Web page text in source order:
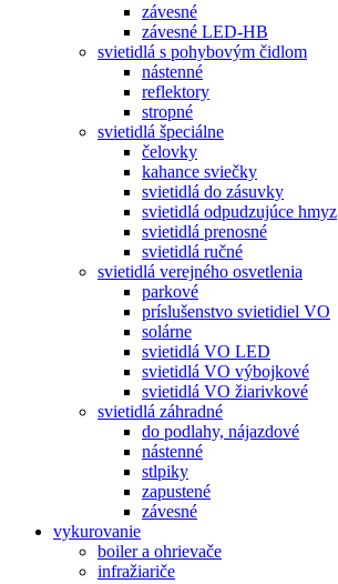
závesné
závesné LED-HB
svietidlá s pohybovým čidlom
nástenné
reflektory
stropné
svietidlá špeciálne
čelovky
kahance sviečky
svietidlá do zásuvky
svietidlá odpudzujúce hmyz
svietidlá prenosné
svietidlá ručné
svietidlá verejného osvetlenia
parkové
príslušenstvo svietidiel VO
solárne
svietidlá VO LED
svietidlá VO výbojkové
svietidlá VO žiarivkové
svietidlá záhradné
do podlahy, nájazdové
nástenné
stlpiky
zapustené
závesné
vykurovanie
boiler a ohrievače
infražiariče